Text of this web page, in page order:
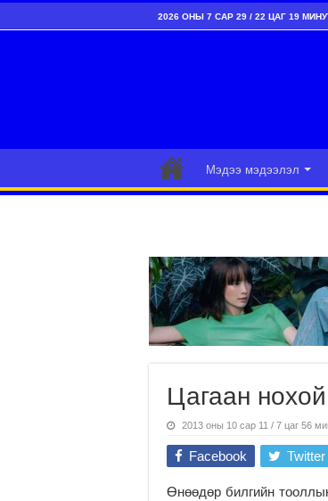
2026 ОНЫ 7 САР 29 / 22 ЦАГ 19
Мэдээ мэдээлэл
Цагаан
2013 оны 10 сар 11 / 7 цаг 56
Facebook Twitter
Өнөөдөр билгийн